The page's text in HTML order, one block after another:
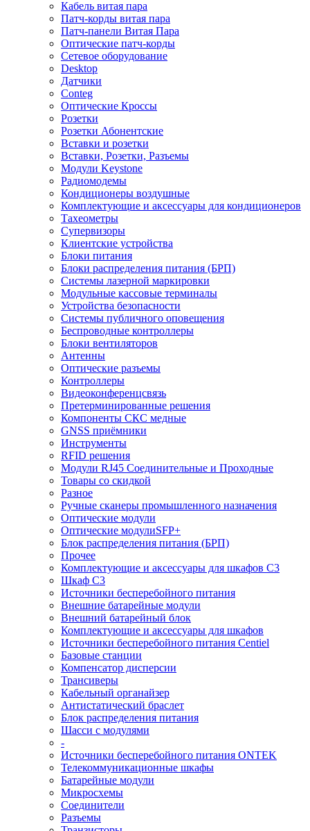
Кабель витая пара
Патч-корды витая пара
Патч-панели Витая Пара
Оптические патч-корды
Сетевое оборудование
Desktop
Датчики
Conteg
Оптические Кроссы
Розетки
Розетки Абонентские
Вставки и розетки
Вставки, Розетки, Разъемы
Модули Keystone
Радиомодемы
Кондиционеры воздушные
Комплектующие и аксессуары для кондиционеров
Тахеометры
Супервизоры
Клиентские устройства
Блоки питания
Блоки распределения питания (БРП)
Системы лазерной маркировки
Модульные кассовые терминалы
Устройства безопасности
Системы публичного оповещения
Беспроводные контроллеры
Блоки вентиляторов
Антенны
Оптические разъемы
Контроллеры
Видеоконференцсвязь
Претерминированные решения
Компоненты СКС медные
GNSS приёмники
Инструменты
RFID решения
Модули RJ45 Соединительные и Проходные
Товары со скидкой
Разное
Ручные сканеры промышленного назначения
Оптические модули
Оптические модулиSFP+
Блок распределения питания (БРП)
Прочее
Комплектующие и аксессуары для шкафов C3
Шкаф C3
Источники бесперебойного питания
Внешние батарейные модули
Внешний батарейный блок
Комплектующие и аксессуары для шкафов
Источники бесперебойного питания Centiel
Базовые станции
Компенсатор дисперсии
Трансиверы
Кабельный органайзер
Антистатический браслет
Блок распределения питания
Шасси с модулями
-
Источники бесперебойного питания ONTEK
Телекоммуникационные шкафы
Батарейные модули
Микросхемы
Соединители
Разъемы